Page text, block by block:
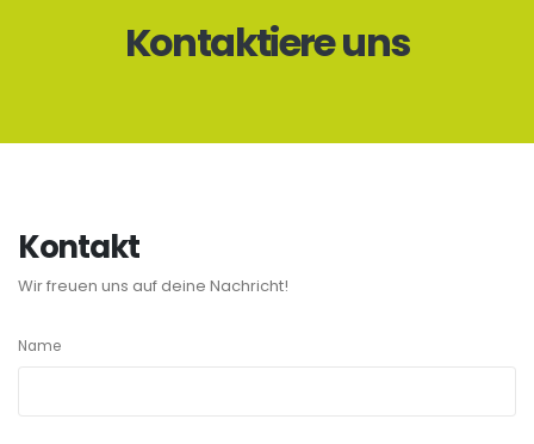
Kontaktiere uns
Kontakt
Wir freuen uns auf deine Nachricht!
Name